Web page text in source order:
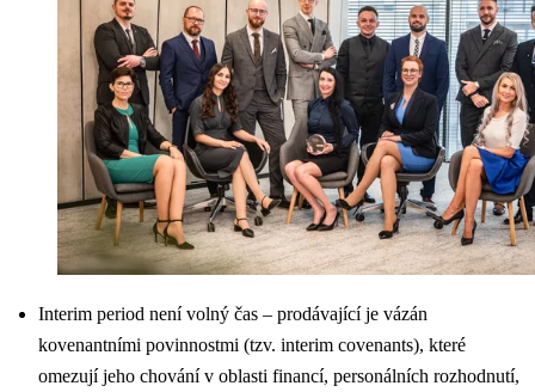
Interim period není volný čas – prodávající je vázán
kovenantními povinnostmi (tzv. interim covenants), které
omezují jeho chování v oblasti financí, personálních rozhodnutí,